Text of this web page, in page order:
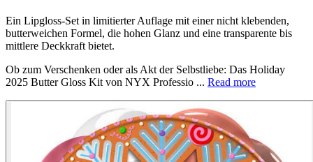
Ein Lipgloss-Set in limitierter Auflage mit einer nicht klebenden,
butterweichen Formel, die hohen Glanz und eine transparente bis
mittlere Deckkraft bietet.
Ob zum Verschenken oder als Akt der Selbstliebe: Das Holiday
2025 Butter Gloss Kit von NYX Professio ... Read more